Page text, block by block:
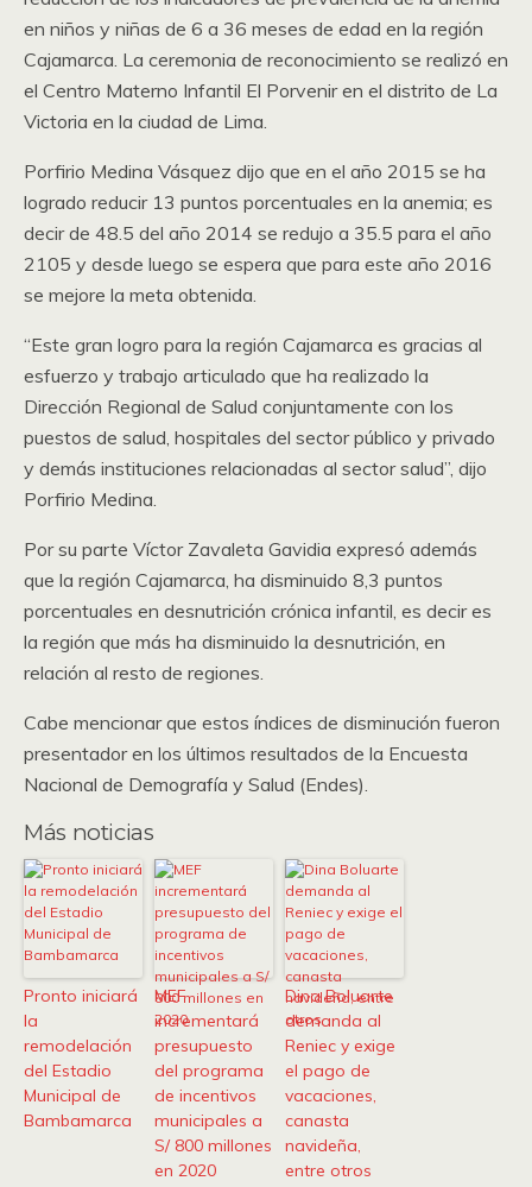
en niños y niñas de 6 a 36 meses de edad en la región
Cajamarca. La ceremonia de reconocimiento se realizó en
el Centro Materno Infantil El Porvenir en el distrito de La
Victoria en la ciudad de Lima.
Porfirio Medina Vásquez dijo que en el año 2015 se ha
logrado reducir 13 puntos porcentuales en la anemia; es
decir de 48.5 del año 2014 se redujo a 35.5 para el año
2105 y desde luego se espera que para este año 2016
se mejore la meta obtenida.
“Este gran logro para la región Cajamarca es gracias al
esfuerzo y trabajo articulado que ha realizado la
Dirección Regional de Salud conjuntamente con los
puestos de salud, hospitales del sector público y privado
y demás instituciones relacionadas al sector salud”, dijo
Porfirio Medina.
Por su parte Víctor Zavaleta Gavidia expresó además
que la región Cajamarca, ha disminuido 8,3 puntos
porcentuales en desnutrición crónica infantil, es decir es
la región que más ha disminuido la desnutrición, en
relación al resto de regiones.
Cabe mencionar que estos índices de disminución fueron
presentador en los últimos resultados de la Encuesta
Nacional de Demografía y Salud (Endes).
Más noticias
Pronto iniciará
la
remodelación
del Estadio
Municipal de
Bambamarca
MEF
incrementará
presupuesto
del programa
de incentivos
municipales a
S/ 800 millones
en 2020
Dina Boluarte
demanda al
Reniec y exige
el pago de
vacaciones,
canasta
navideña,
entre otros